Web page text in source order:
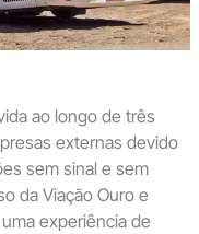
ao longo de três
externas devido
sem sinal e sem
da Viação Ouro e
experiência de